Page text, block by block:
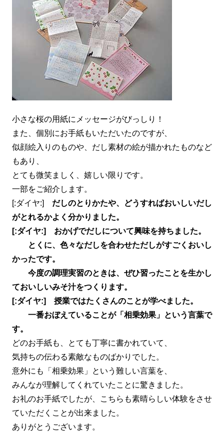
小さな桜の用紙にメッセージがびっしり！
また、個別にお手紙もいただいたのですが、
似顔絵入りのものや、だし素材の絵が描かれたものなど
もあり、
とても微笑ましく、嬉しい限りです。
一部をご紹介します。
[:ダイヤ:] だしのとりかたや、どうすればおいしいだし
がとれるかよく分かりました。
[:ダイヤ:] おかげでだしについて興味を持ちました。
とくに、色々なだしを合わせただしがすごくおいし
かったです。
今度の調理実習のときは、ぜひ習ったことを生かし
ておいしいみそ汁をつくります。
[:ダイヤ:] 授業ではたくさんのことが学べました。
一番おぼえていることが「相乗効果」という言葉で
す。
どのお手紙も、とても丁寧に書かれていて、
気持ちの伝わる素敵なものばかりでした。
意外にも「相乗効果」という難しい言葉を、
みんなが理解してくれていたことに驚きました。
お礼のお手紙でしたが、こちらも素晴らしい体験をさせ
ていただくことが出来ました。
ありがとうございます。